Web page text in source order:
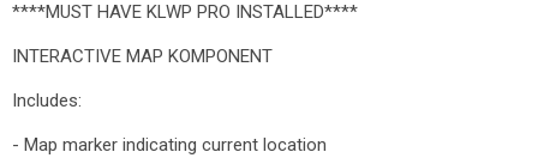
****MUST HAVE KLWP PRO INSTALLED****
INTERACTIVE MAP KOMPONENT
Includes:
- Map marker indicating current location